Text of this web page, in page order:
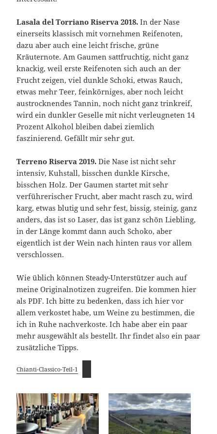
Lasala del Torriano Riserva 2018. In der Nase
einerseits klassisch mit vornehmen Reifenoten,
dazu aber auch eine leicht frische, grüne
Kräuternote. Am Gaumen sattfruchtig, nicht ganz
knackig, weil erste Reifenoten sich auch an der
Frucht zeigen, viel dunkle Schoki, etwas Rauch,
etwas mehr Teer, feinkörniges, aber noch leicht
austrocknendes Tannin, noch nicht ganz trinkreif,
wird ein dunkler Geselle mit nicht verleugneten 14
Prozent Alkohol bleiben dabei ziemlich
faszinierend. Gefällt mir sehr gut.
Terreno Riserva 2019. Die Nase ist nicht sehr
intensiv, Kuhstall, bisschen dunkle Kirsche,
bisschen Holz. Der Gaumen startet mit sehr
verführerischer Frucht, aber macht rasch zu, wird
karg, etwas blutig und sehr fest, bissig, steinig, ganz
anders, das ist so Laser, das ist ganz schön Liebling,
in der Länge kommt dann auch Schoko, aber
eigentlich ist der Wein nach hinten raus vor allem
verschlossen.
Wie üblich können Steady-Unterstützer auch auf
meine Originalnotizen zugreifen. Die kommen hier
als PDF. Ich bitte zu bedenken, dass ich hier vor
allem verkostet habe, um Weine zu bestimmen, die
ich in Ruhe nachverkoste. Ich habe aber ein paar
mehr ausgewählt als bestellt. Ihr findet also ein paar
zusätzliche Tipps.
Chianti-Classico-Teil-1